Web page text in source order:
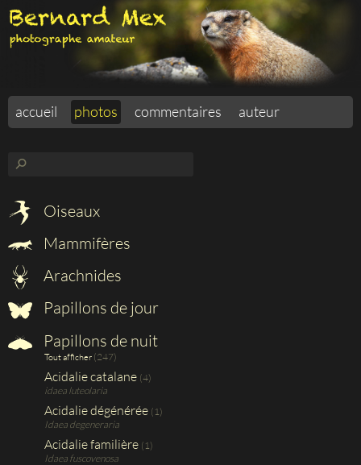
accueil photos commentaires auteur
⚲
Oiseaux
Mammifères
Arachnides
Papillons de jour
Papillons de nuit
Tout afficher (247)
Acidalie catalane (4)
idaea luteolaria
Acidalie dégénérée (1)
Idaea degeneraria
Acidalie familière (1)
Idaea fuscovenosa